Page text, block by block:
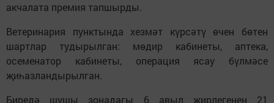
акчалата премия тапшырды.
Ветеринария пунктында хезмәт күрсәтү өчен бөтен
шартлар тудырылган: мөдир кабинеты, аптека,
осеменатор кабинеты, операция ясау бүлмәсе
җиһазландырылган.
Биредә шушы зонадагы 6 авыл җирлегенең 21